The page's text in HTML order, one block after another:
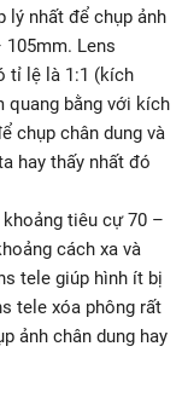
lý nhất để chụp ảnh
Lens
tỉ lệ là 1:1 (kích
bằng với kích
chụp chân dung và
hay thấy nhất đó
tiêu cự 70 –
cách xa và
tele giúp hình ít bị
tele xóa phông rất
ảnh chân dung hay